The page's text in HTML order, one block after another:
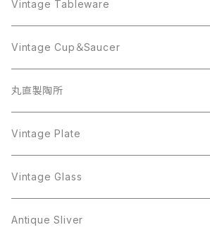
BSK
Cerrito
Sarah Coventry
植物モチーフ
Trifari
Sarah Coventry
AVON
Beatrix
BSK
Coro
Crown Trifari
Danecraft
JJ
Lisner
Sarah Coventry
Richelieu
W.Gemany
植物モチーフ
Crown Trifari
Monet
Napier
Richelieu
Rhinestone
Sarah Coventry
CELINE
Vintage Tableware
Glass
iittala
arcopal
CupSaucer
BAVARIA
Antique Silver
Milk Pot
Pot
Mag Cup
Vintage Cup＆Saucer
BAVARIA
Mosa
arcopal
丸直製陶所
Vintage Plate
Figgjo
BILTONS
Vintage Glass
iittala
Antique Sliver